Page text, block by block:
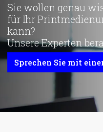
Sie wollen genau
für Ihr
kann?
Unsere Experten
Sprechen Sie mit